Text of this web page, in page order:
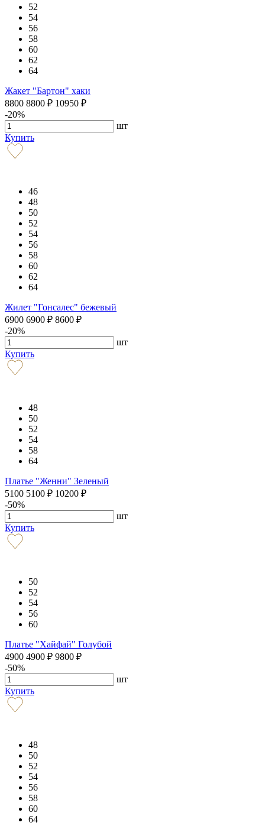
52
54
56
58
60
62
64
Жакет "Бартон" хаки
8800 8800 ₽ 10950 ₽
-20%
шт
Купить
46
48
50
52
54
56
58
60
62
64
Жилет "Гонсалес" бежевый
6900 6900 ₽ 8600 ₽
-20%
шт
Купить
48
50
52
54
58
64
Платье "Женни" Зеленый
5100 5100 ₽ 10200 ₽
-50%
шт
Купить
50
52
54
56
60
Платье "Хайфай" Голубой
4900 4900 ₽ 9800 ₽
-50%
шт
Купить
48
50
52
54
56
58
60
64